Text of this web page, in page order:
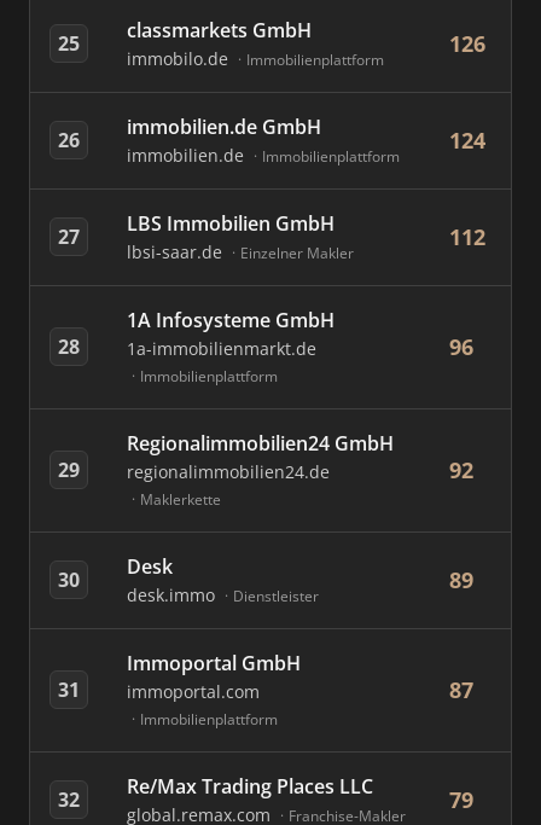
25 classmarkets GmbH
immobilo.de Immobilienplattform
126
26 immobilien.de GmbH
immobilien.de Immobilienplattform
124
27 LBS Immobilien GmbH
lbsi-saar.de Einzelner Makler
112
28
1A Infosysteme GmbH
1a-immobilienmarkt.de
Immobilienplattform
96
29
Regionalimmobilien24 GmbH
regionalimmobilien24.de
Maklerkette
92
30 Desk
desk.immo Dienstleister
89
31
Immoportal GmbH
immoportal.com
Immobilienplattform
87
32 Re/Max Trading Places LLC
global.remax.com Franchise-Makler
79